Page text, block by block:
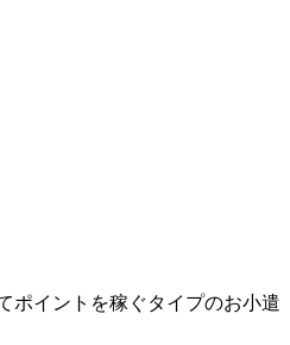
ポイントを稼ぐタイプのお小遣